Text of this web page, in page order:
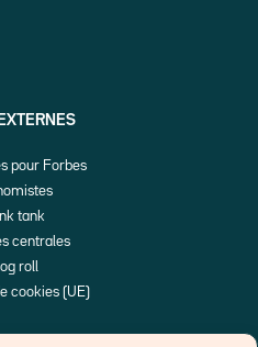
pour Forbes
tank
centrales
roll
cookies (UE)